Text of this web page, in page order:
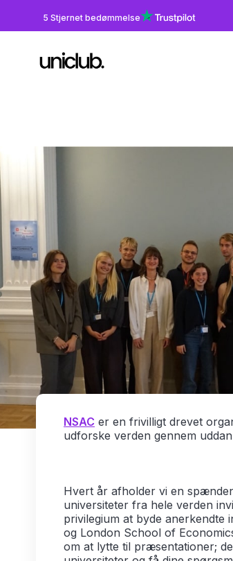
5 Stjernet bedømmelse
NSAC er en frivilligt drevet
udforske verden gennem
Hvert år afholder vi en
universiteter fra hele verden
privilegium at byde anerkendte
og London School of
om at lytte til præsentationer;